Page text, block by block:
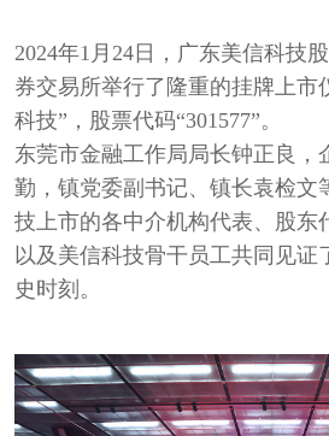
2024年1月24日，广东美信科技
券交易所举行了隆重的挂牌上市
科技”，股票代码“301577”。
东莞市金融工作局局长钟正良，
勤，镇党委副书记、镇长袁检文
技上市的各中介机构代表、股东
以及美信科技骨干员工共同见证
史时刻。